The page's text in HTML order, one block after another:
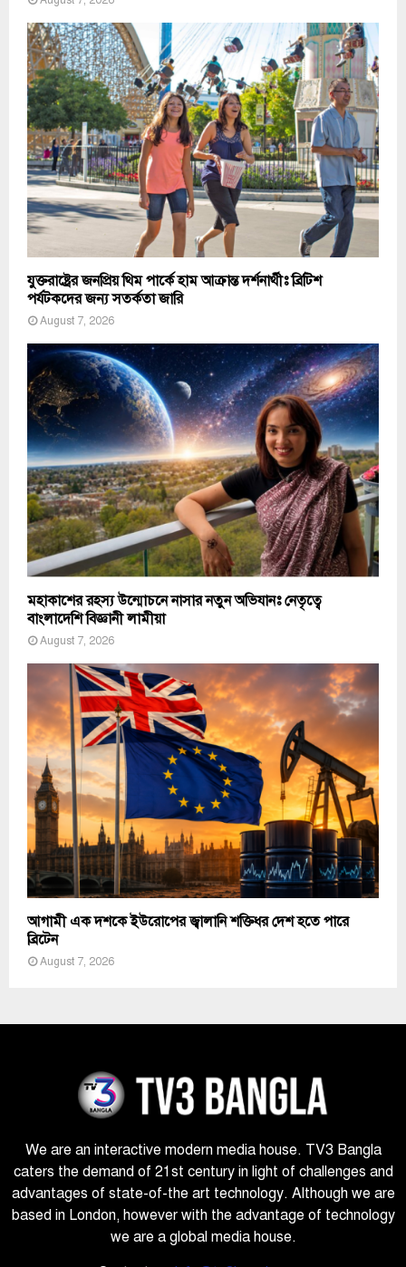
যুক্তরাষ্ট্রের জনপ্রিয় থিম পার্কে হাম আক্রান্ত দর্শনার্থীঃ ব্রিটিশ
পর্যটকদের জন্য সতর্কতা জারি
August 7, 2026
মহাকাশের রহস্য উন্মোচনে নাসার নতুন অভিযানঃ নেতৃত্বে
বাংলাদেশি বিজ্ঞানী লামীয়া
August 7, 2026
আগামী এক দশকে ইউরোপের জ্বালানি শক্তিধর দেশ হতে পারে
ব্রিটেন
August 7, 2026
We are an interactive modern media house. TV3 Bangla
caters the demand of 21st century in light of challenges and
advantages of state-of-the art technology. Although we are
based in London, however with the advantage of technology
we are a global media house.